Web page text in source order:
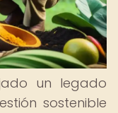
un legado
sostenible